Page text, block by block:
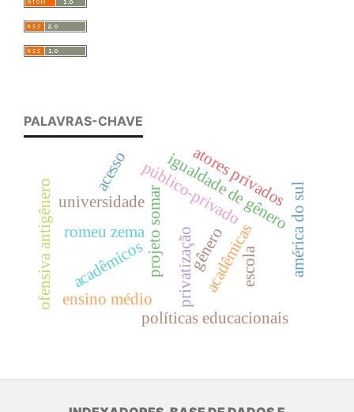
PALAVRAS-CHAVE
privatização
projeto somar
público-privado
romeu zema igualdade de gênero
acadêmicos acadêmicas
universidade
ofensiva antigênero
políticas educacionais
gênero
acesso
américa do sul
escola
ensino médio
atores privados